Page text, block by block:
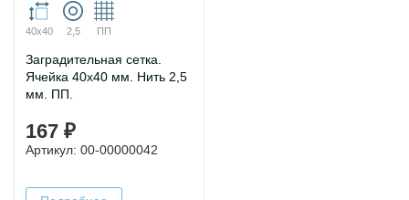
40х40 2,5 ПП
Заградительная сетка.
Ячейка 40х40 мм. Нить 2,5
мм. ПП.
167 ₽
Артикул: 00-00000042